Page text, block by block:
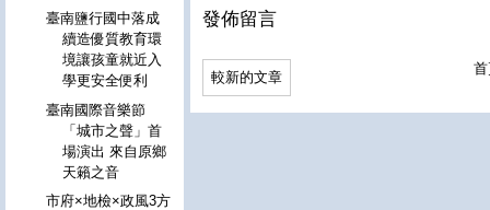
發佈留言
較新的文章
臺南鹽行國中落成
續造優質教育環
境讓孩童就近入
學更安全便利
臺南國際音樂節
「城市之聲」首
場演出 來自原鄉
天籟之音
市府×地檢×政風3方